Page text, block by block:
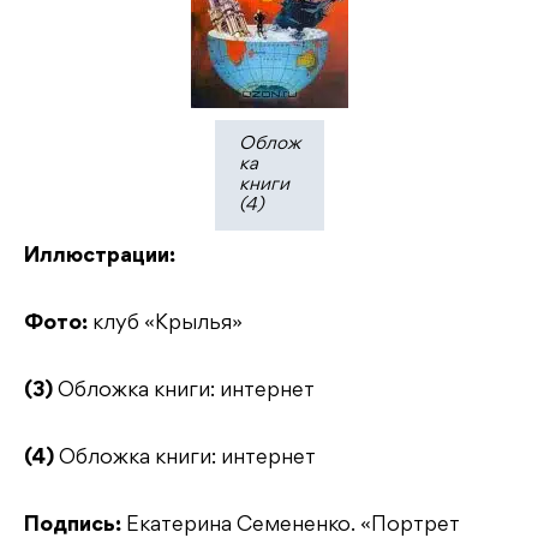
Облож
ка
книги
(4)
Иллюстрации:
Фото: клуб «Крылья»
(3) Обложка книги: интернет
(4) Обложка книги: интернет
Подпись: Екатерина Семененко. «Портрет